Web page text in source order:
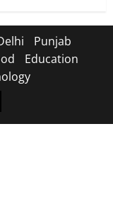
Punjab
Education